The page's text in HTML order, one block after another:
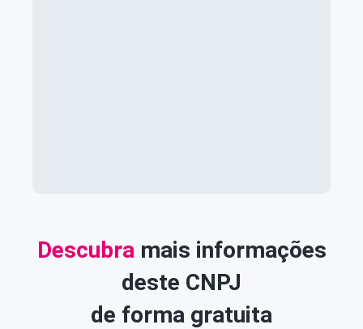
Descubra mais informações
deste CNPJ
de forma gratuita